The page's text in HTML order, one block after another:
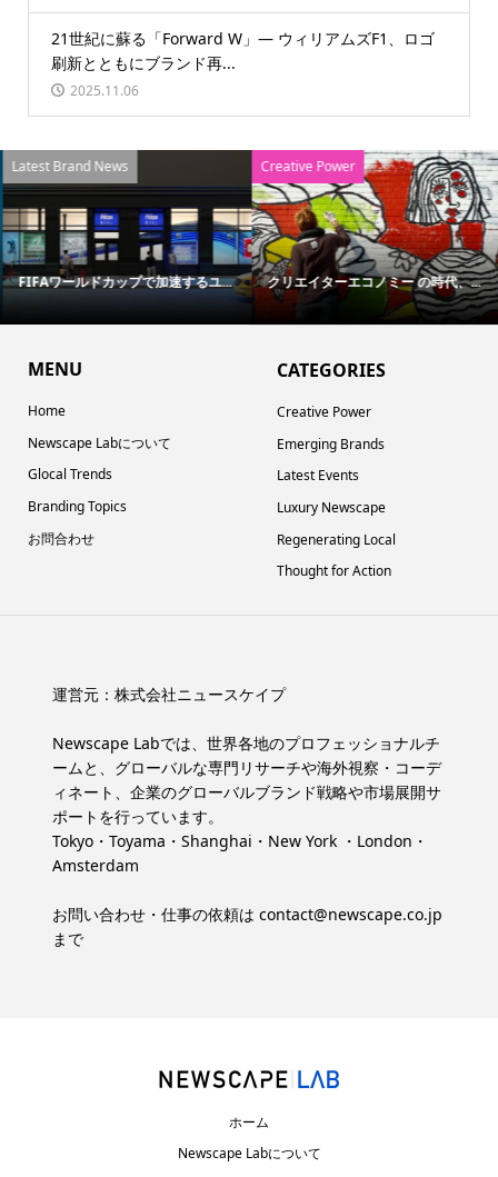
21世紀に蘇る「Forward W」― ウィリアムズF1、ロゴ
刷新とともにブランド再...
2025.11.06
Latest Brand News
FIFAワールドカップで加速するユ...
Creative Power
クリエイターエコノミー の時代、...
MENU
Home
Newscape Labについて
Glocal Trends
Branding Topics
お問合わせ
CATEGORIES
Creative Power
Emerging Brands
Latest Events
Luxury Newscape
Regenerating Local
Thought for Action
運営元： 株式会社ニュースケイプ
Newscape Labでは、世界各地のプロフェッショナルチ
ームと、グローバルな専門リサーチや海外視察・コーデ
ィネート、企業のグローバルブランド戦略や市場展開サ
ポートを行っています。
Tokyo・Toyama・Shanghai・New York ・London・
Amsterdam
お問い合わせ・仕事の依頼は contact@newscape.co.jp
まで
ホーム
Newscape Labについて